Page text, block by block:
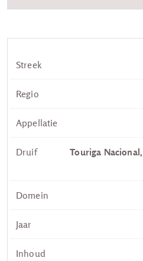
Streek
Regio
Appellatie
Druif
Touriga
Domein
Jaar
Inhoud